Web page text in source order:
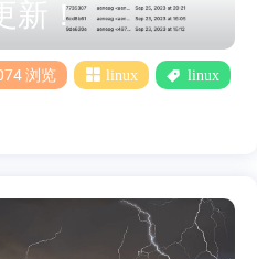
新！
浏览 linux linux